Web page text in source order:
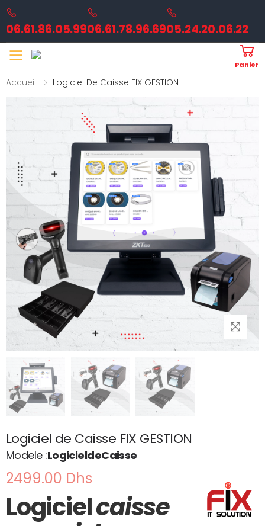
06.61.86.05.9906.61.78.96.6905.24.20.06.22
Toggle mobile menu Panier
Accueil Logiciel De Caisse FIX GESTION
Logiciel de Caisse FIX GESTION
Modele :LogicieldeCaisse
2499.00 Dhs
Logicielcaisse